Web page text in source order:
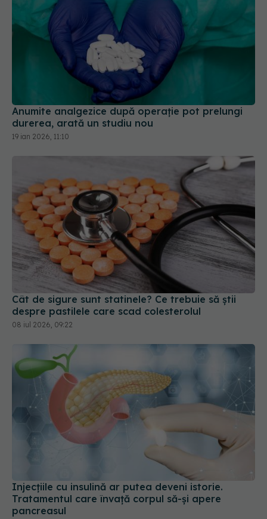
Anumite analgezice după operație pot prelungi
durerea, arată un studiu nou
19 ian 2026, 11:10
Cât de sigure sunt statinele? Ce trebuie să știi
despre pastilele care scad colesterolul
08 iul 2026, 09:22
Injecțiile cu insulină ar putea deveni istorie.
Tratamentul care învață corpul să-și apere
pancreasul